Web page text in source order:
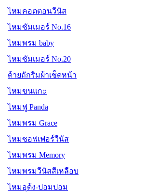
ไหมคอตตอนวีนัส
ไหมซัมเมอร์ No.16
ไหมพรม baby
ไหมซัมเมอร์ No.20
ด้ายถักริมผ้าเช็ดหน้า
ไหมขนแกะ
ไหมฟู Panda
ไหมพรม Grace
ไหมซอฟเฟอร์วีนัส
ไหมพรม Memory
ไหมพรมวีนัสสีเหลือบ
ไหมอุด้ง-ปอมปอม